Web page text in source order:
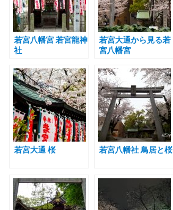
若宮八幡宮 若宮龍神
社
若宮大通から見る若
宮八幡宮
若宮大通 桜 若宮八幡社 鳥居と桜